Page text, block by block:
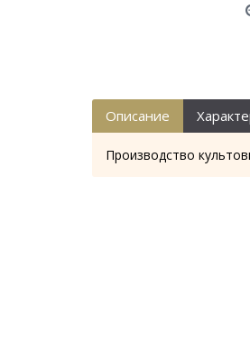
Описание
Производство